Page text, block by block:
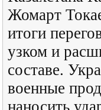
Жомарт
итоги
узком и
составе.
военные
наносить